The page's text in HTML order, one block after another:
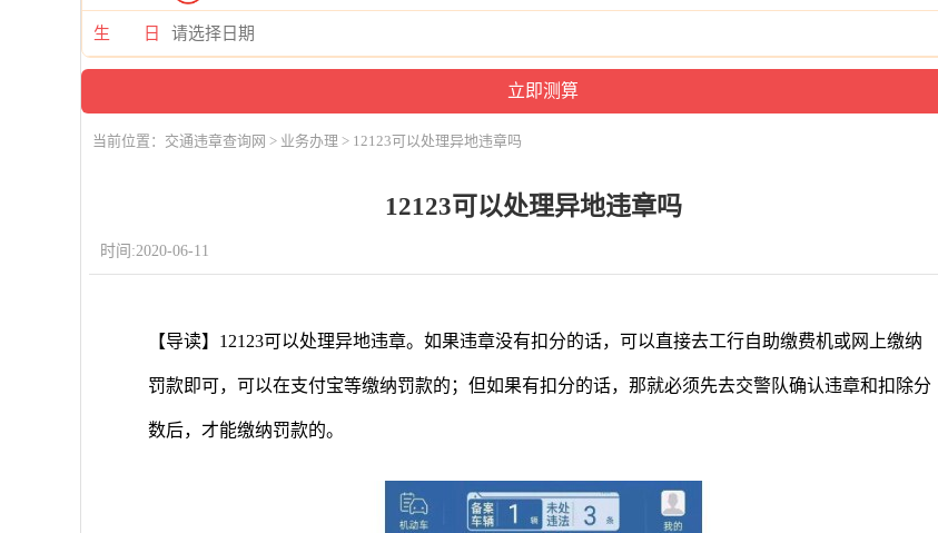
生 日
当前位置： 交通违章查询网 > 业务办理 > 12123可以处理异地违章吗
12123可以处理异地违章吗
时间:2020-06-11
【导读】12123可以处理异地违章。如果违章没有扣分的话，可以直接去工行自助缴费机或网上缴纳
罚款即可，可以在支付宝等缴纳罚款的；但如果有扣分的话，那就必须先去交警队确认违章和扣除分
数后，才能缴纳罚款的。